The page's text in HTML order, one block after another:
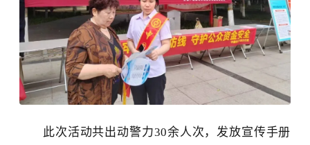
此次活动共出动警力30余人次，发放宣传手册